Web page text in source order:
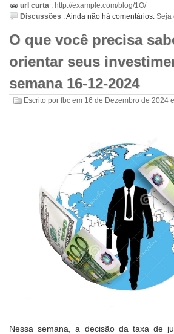
url curta : http://example.com/blog/1O/
Discussões :Ainda não há comentários. Seja
O que você precisa
orientar seus
semana 16-12-2024
Escrito por fbc em 16 de Dezembro de 2024
Nessa semana, a decisão da taxa de